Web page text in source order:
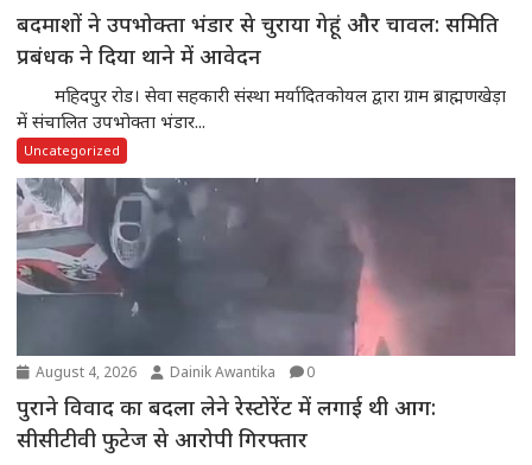
बदमाशों ने उपभोक्ता भंडार से चुराया गेहूं और चावल: समिति
प्रबंधक ने दिया थाने में आवेदन
महिदपुर रोड। सेवा सहकारी संस्था मर्यादितकोयल द्वारा ग्राम ब्राह्मणखेड़ा
में संचालित उपभोक्ता भंडार...
Uncategorized
August 4, 2026 Dainik Awantika 0
पुराने विवाद का बदला लेने रेस्टोरेंट में लगाई थी आग:
सीसीटीवी फुटेज से आरोपी गिरफ्तार